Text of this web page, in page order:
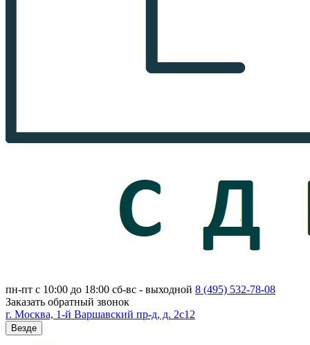
пн-пт с 10:00 до 18:00 сб-вс - выходной 8 (495) 532-78-08
Заказать обратный звонок
г. Москва, 1-й Варшавский пр-д, д. 2с12
Везде